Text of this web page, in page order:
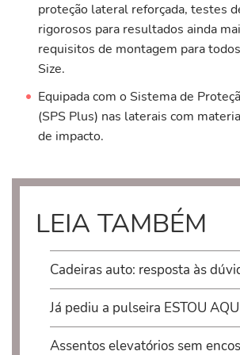
proteção lateral reforçada, testes
rigorosos para resultados ainda
requisitos de montagem para
Size.
Equipada com o Sistema de
(SPS Plus) nas laterais com
de impacto.
LEIA TAMBÉM
Cadeiras auto: resposta às
Já pediu a pulseira ESTOU
Assentos elevatórios sem